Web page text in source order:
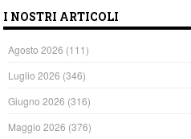
I NOSTRI ARTICOLI
Agosto 2026 (111)
Luglio 2026 (346)
Giugno 2026 (316)
Maggio 2026 (376)